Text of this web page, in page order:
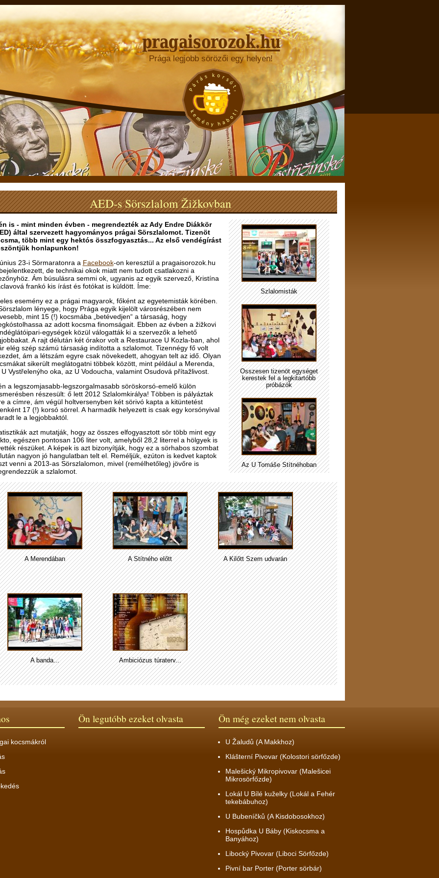
Prága legjobb sörözői egy helyen!
AED-s Sörszlalom Žižkovban
Szlalomisták
Összesen tizenöt egységet
kerestek fel a legkitartóbb
próbázók
Az U Tomáše Štítnéhoban
is - mint minden évben - megrendezték az Ady Endre Diákkör
által szervezett hagyományos prágai Sörszlalomot. Tizenöt
több mint egy hektós összfogyasztás... Az első vendégírást
honlapunkon!
23-i Sörmaratonra a Facebook-on keresztül a pragaisorozok.hu
de technikai okok miatt nem tudott csatlakozni a
Ám búsulásra semmi ok, ugyanis az egyik szervező, Kristína
frankó kis írást és fotókat is küldött. Íme:
esemény ez a prágai magyarok, főként az egyetemisták körében.
lényege, hogy Prága egyik kijelölt városrészében nem
mint 15 (!) kocsmába „betévedjen“ a társaság, hogy
az adott kocsma finomságait. Ebben az évben a žižkovi
egységek közül válogatták ki a szervezők a lehető
A rajt délután két órakor volt a Restaurace U Kozla-ban, ahol
elég szép számú társaság indította a szlalomot. Tizennégy fő volt
ám a létszám egyre csak növekedett, ahogyan telt az idő. Olyan
sikerült meglátogatni többek között, mint például a Merenda,
U Vystřelenýho oka, az U Vodoucha, valamint Osudová přítažlivost.
a legszomjasabb-legszorgalmasabb söröskorsó-emelő külön
részesült: ő lett 2012 Szlalomkirálya! Többen is pályáztak
a címre, ám végül holtversenyben két sörivó kapta a kitüntetést
17 (!) korsó sörrel. A harmadik helyezett is csak egy korsónyival
le a legjobbaktól.
azt mutatják, hogy az összes elfogyasztott sör több mint egy
egészen pontosan 106 liter volt, amelyből 28,2 literrel a hölgyek is
részüket. A képek is azt bizonyítják, hogy ez a sörhabos szombat
nagyon jó hangulatban telt el. Reméljük, ezúton is kedvet kaptok
venni a 2013-as Sörszlalomon, mivel (remélhetőleg) jövőre is
a szlalomot.
A Merendában A Štítného előtt A Kilőtt Szem udvarán
A banda... Ambiciózus túraterv...
Ön még ezeket nem olvasta
U Žaludů (A Makkhoz)
Klášterní Pivovar (Kolostori sörfőzde)
Malešický Mikropivovar (Malešicei
Mikrosörfőzde)
Lokál U Bílé kuželky (Lokál a Fehér
tekebábuhoz)
U Bubeníčků (A Kisdobosokhoz)
Hospůdka U Báby (Kiskocsma a
Banyához)
Libocký Pivovar (Liboci Sörfőzde)
Pivní bar Porter (Porter sörbár)
Ön legutóbb ezeket olvasta
kocsmákról